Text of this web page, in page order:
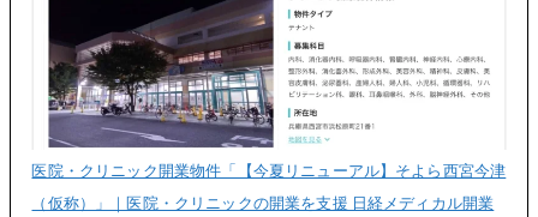
医院・クリニック開業物件「【今夏リニューアル】そよら西宮今津
（仮称）」｜医院・クリニックの開業を支援 日経メディカル開業